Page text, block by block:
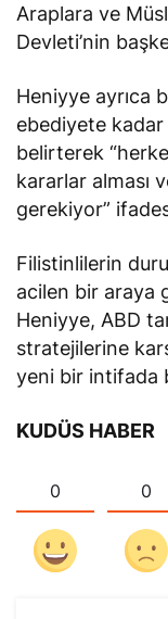
Araplara ve
Devleti’nin
Heniyye ayrıca
ebediyete kadar
belirterek
kararlar alması
gerekiyor”
Filistinlilerin
acilen bir araya
Heniyye, ABD
stratejilerine
yeni bir intifada
KUDÜS HABER
0 0